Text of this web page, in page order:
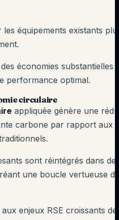
équipements existants
économies substantielles
performance optimal.
circulaire
appliquée génère une
carbone par rapport aux
sont réintégrés dans
une boucle vertueuse de
enjeux RSE croissants